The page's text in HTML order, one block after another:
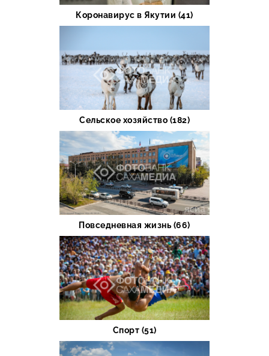
Коронавирус в Якутии (41)
Сельское хозяйство (182)
Повседневная жизнь (66)
Спорт (51)